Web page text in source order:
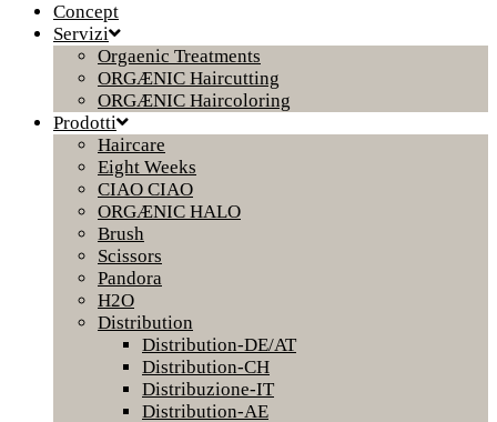
Concept
Servizi
Orgaenic Treatments
ORGÆNIC Haircutting
ORGÆNIC Haircoloring
Prodotti
Haircare
Eight Weeks
CIAO CIAO
ORGÆNIC HALO
Brush
Scissors
Pandora
H2O
Distribution
Distribution-DE/AT
Distribution-CH
Distribuzione-IT
Distribution-AE